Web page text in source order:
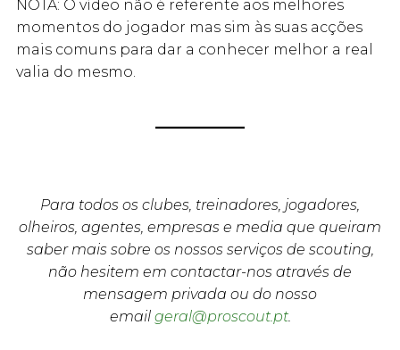
NOTA: O vídeo não é referente aos melhores
momentos do jogador mas sim às suas acções
mais comuns para dar a conhecer melhor a real
valia do mesmo.
Para todos os clubes, treinadores, jogadores,
olheiros, agentes, empresas e media que queiram
saber mais sobre os nossos serviços de scouting,
não hesitem em contactar-nos através de
mensagem privada ou do nosso
email geral@proscout.pt.